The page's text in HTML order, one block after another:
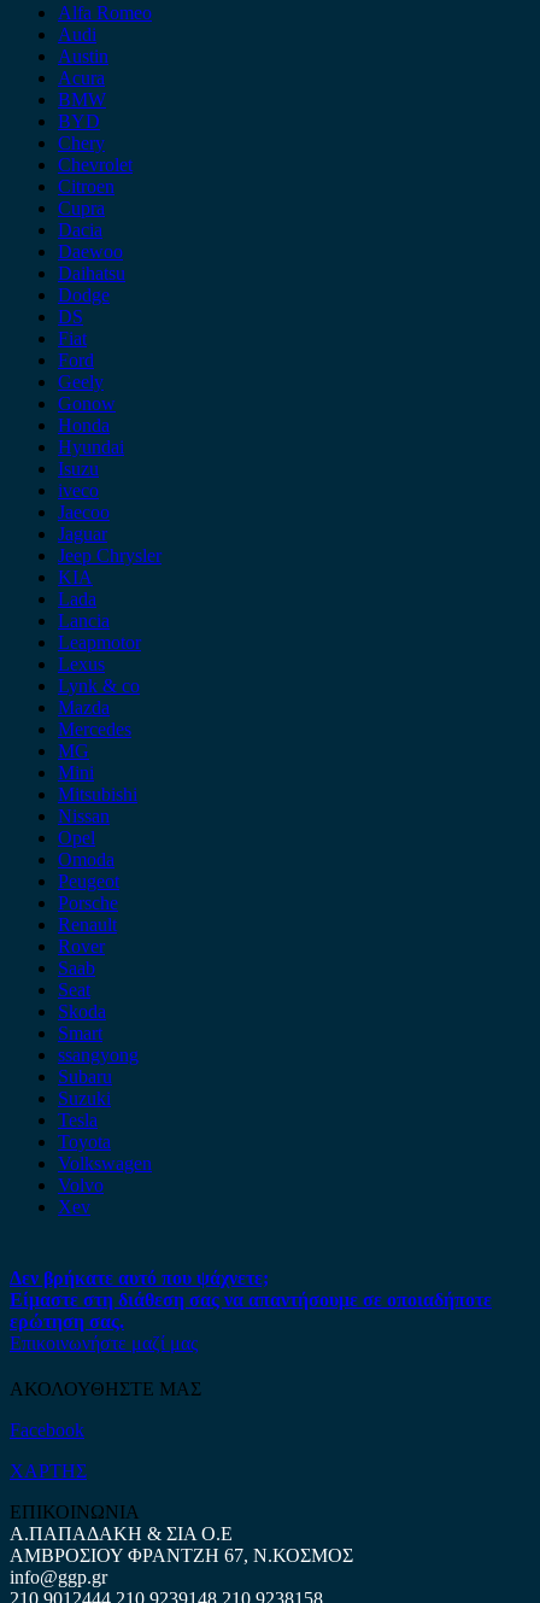
Alfa Romeo
Audi
Austin
Acura
BMW
BYD
Chery
Chevrolet
Citroen
Cupra
Dacia
Daewoo
Daihatsu
Dodge
DS
Fiat
Ford
Geely
Gonow
Honda
Hyundai
Isuzu
iveco
Jaecoo
Jaguar
Jeep Chrysler
KIA
Lada
Lancia
Leapmotor
Lexus
Lynk & co
Mazda
Mercedes
MG
Mini
Mitsubishi
Nissan
Opel
Omoda
Peugeot
Porsche
Renault
Rover
Saab
Seat
Skoda
Smart
ssangyong
Subaru
Suzuki
Tesla
Toyota
Volkswagen
Volvo
Xev
Δεν βρήκατε αυτό που ψάχνετε;
Είμαστε στη διάθεση σας να απαντήσουμε σε οποιαδήποτε
ερώτηση σας.
Επικοινωνήστε μαζί μας
ΑΚΟΛΟΥΘΗΣΤΕ ΜΑΣ
Facebook
ΧΑΡΤΗΣ
ΕΠΙΚΟΙΝΩΝΙΑ
Α.ΠΑΠΑΔΑΚΗ & ΣΙΑ Ο.Ε
ΑΜΒΡΟΣΙΟΥ ΦΡΑΝΤΖΗ 67, Ν.ΚΟΣΜΟΣ
info@ggp.gr
210 9012444 210 9239148 210 9238158